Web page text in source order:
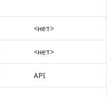
<нет>
<нет>
API